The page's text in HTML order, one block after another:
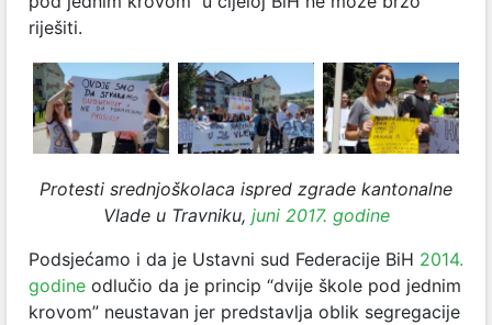
riješiti.
Protesti srednjoškolaca ispred zgrade kantonalne
Vlade u Travniku, juni 2017. godine
Podsjećamo i da je Ustavni sud Federacije BiH 2014.
godine odlučio da je princip “dvije škole pod jednim
krovom” neustavan jer predstavlja oblik segregacije